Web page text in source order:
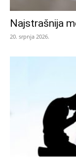
Najstrašnija
20. srpnja 2026.